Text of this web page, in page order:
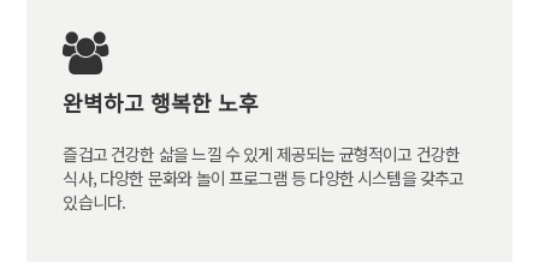
완벽하고 행복한 노후
즐겁고 건강한 삶을 느낄 수 있게 제공되는 균형적이고 건강한
식사, 다양한 문화와 놀이 프로그램 등 다양한 시스템을 갖추고
있습니다.